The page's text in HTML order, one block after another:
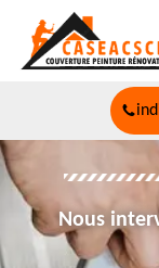
Nous